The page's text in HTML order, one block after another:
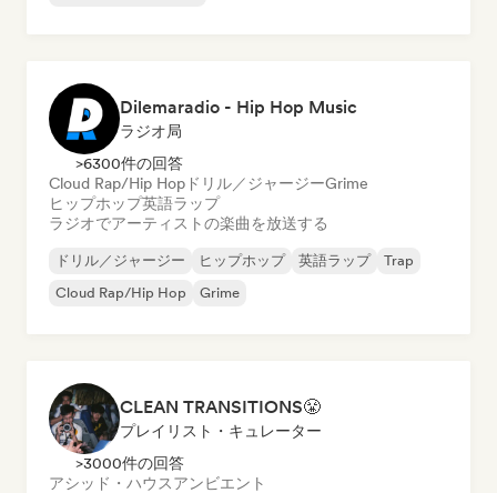
Dilemaradio - Hip Hop Music
ラジオ局
>6300件の回答
Cloud Rap/Hip Hop ドリル／ジャージーGrime
ヒップホップ英語ラップ
ラジオでアーティストの楽曲を放送する
ドリル／ジャージー ヒップホップ 英語ラップ
Trap
Cloud Rap/Hip Hop
Grime
CLEAN TRANSITIONS😤
プレイリスト・キュレーター
>3000件の回答
アシッド・ハウスアンビエント